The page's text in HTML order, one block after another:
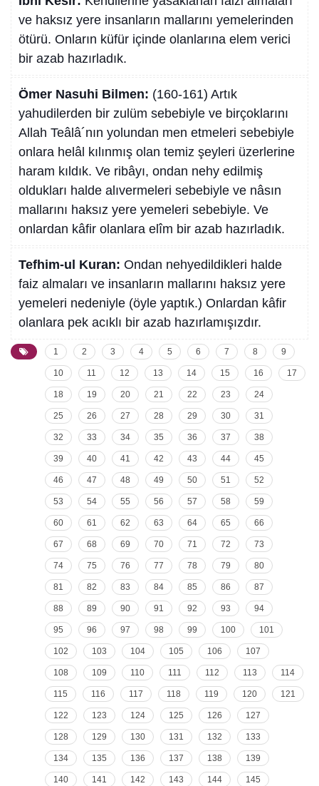
ve haksız yere insanların mallarını yemelerinden
ötürü. Onların küfür içinde olanlarına elem verici
bir azab hazırladık.
Ömer Nasuhi Bilmen: (160-161) Artık
yahudilerden bir zulüm sebebiyle ve birçoklarını
Allah Teâlâ´nın yolundan men etmeleri sebebiyle
onlara helâl kılınmış olan temiz şeyleri üzerlerine
haram kıldık. Ve ribâyı, ondan nehy edilmiş
oldukları halde alıvermeleri sebebiyle ve nâsın
mallarını haksız yere yemeleri sebebiyle. Ve
onlardan kâfir olanlara elîm bir azab hazırladık.
Tefhim-ul Kuran: Ondan nehyedildikleri halde
faiz almaları ve insanların mallarını haksız yere
yemeleri nedeniyle (öyle yaptık.) Onlardan kâfir
olanlara pek acıklı bir azab hazırlamışızdır.
1 2 3 4 5 6 7 8 9
10 11 12 13 14 15 16 17
18 19 20 21 22 23 24
25 26 27 28 29 30 31
32 33 34 35 36 37 38
39 40 41 42 43 44 45
46 47 48 49 50 51 52
53 54 55 56 57 58 59
60 61 62 63 64 65 66
67 68 69 70 71 72 73
74 75 76 77 78 79 80
81 82 83 84 85 86 87
88 89 90 91 92 93 94
95 96 97 98 99 100 101
102 103 104 105 106 107
108 109 110 111 112 113 114
115 116 117 118 119 120 121
122 123 124 125 126 127
128 129 130 131 132 133
134 135 136 137 138 139
140 141 142 143 144 145